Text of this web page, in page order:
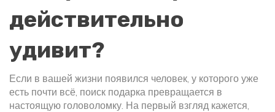
действительно
удивит?
Если в вашей жизни появился человек, у которого уже
есть почти всё, поиск подарка превращается в
настоящую головоломку. На первый взгляд кажется,